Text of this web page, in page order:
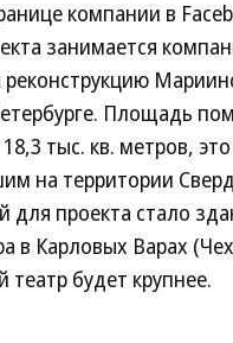
компании в
занимается
Площадь
тыс. кв. метров,
на территории
для проекта стало
в Карловых Варах
театр будет крупнее.